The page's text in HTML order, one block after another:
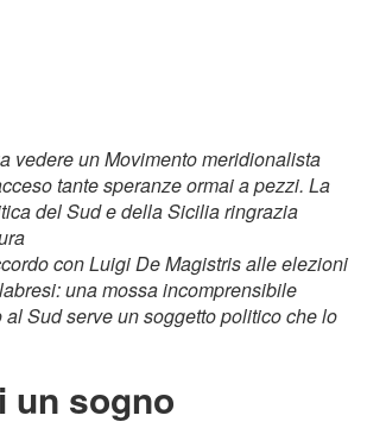
vedere un Movimento meridionalista
tante speranze ormai a pezzi. La
del Sud e della Sicilia ringrazia
con Luigi De Magistris alle elezioni
una mossa incomprensibile
al Sud serve un soggetto politico che lo
un sogno